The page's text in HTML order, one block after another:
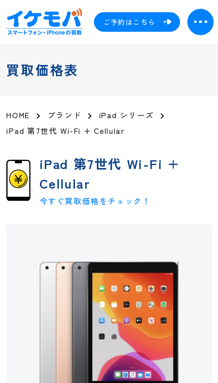
ご予約はこちら
買取価格表
HOME ブランド
iPad シリーズ
iPad 第7世代 Wi-Fi + Cellular
iPad 第7世代 Wi-Fi +
Cellular
今すぐ買取価格をチェック！